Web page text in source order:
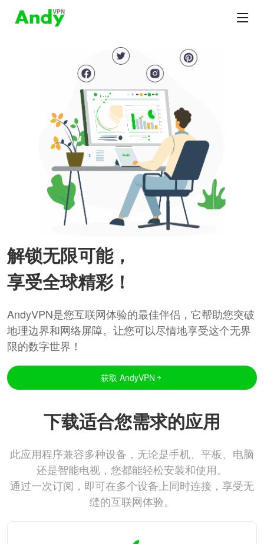
解锁无限可能，
享受全球精彩！
AndyVPN是您互联网体验的最佳伴侣，它帮助您突破
地理边界和网络屏障。让您可以尽情地享受这个无界
限的数字世界！
获取 AndyVPN
下载适合您需求的应用
此应用程序兼容多种设备，无论是手机、平板、电脑
还是智能电视，您都能轻松安装和使用。
通过一次订阅，即可在多个设备上同时连接，享受无
缝的互联网体验。